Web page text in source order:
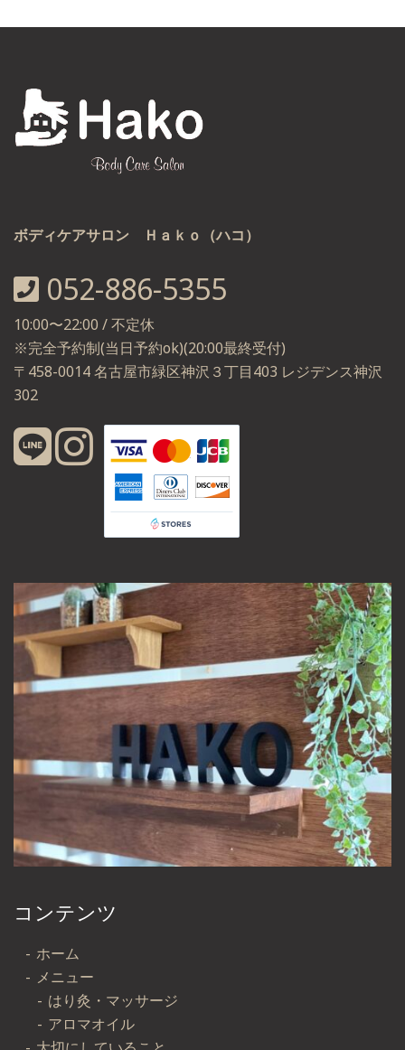
ボディケアサロン Ｈａｋｏ（ハコ）
052-886-5355
10:00〜22:00 / 不定休
※完全予約制(当日予約ok)(20:00最終受付)
〒458-0014 名古屋市緑区神沢３丁目403 レジデンス神沢
302
コンテンツ
ホーム
メニュー
はり灸・マッサージ
アロマオイル